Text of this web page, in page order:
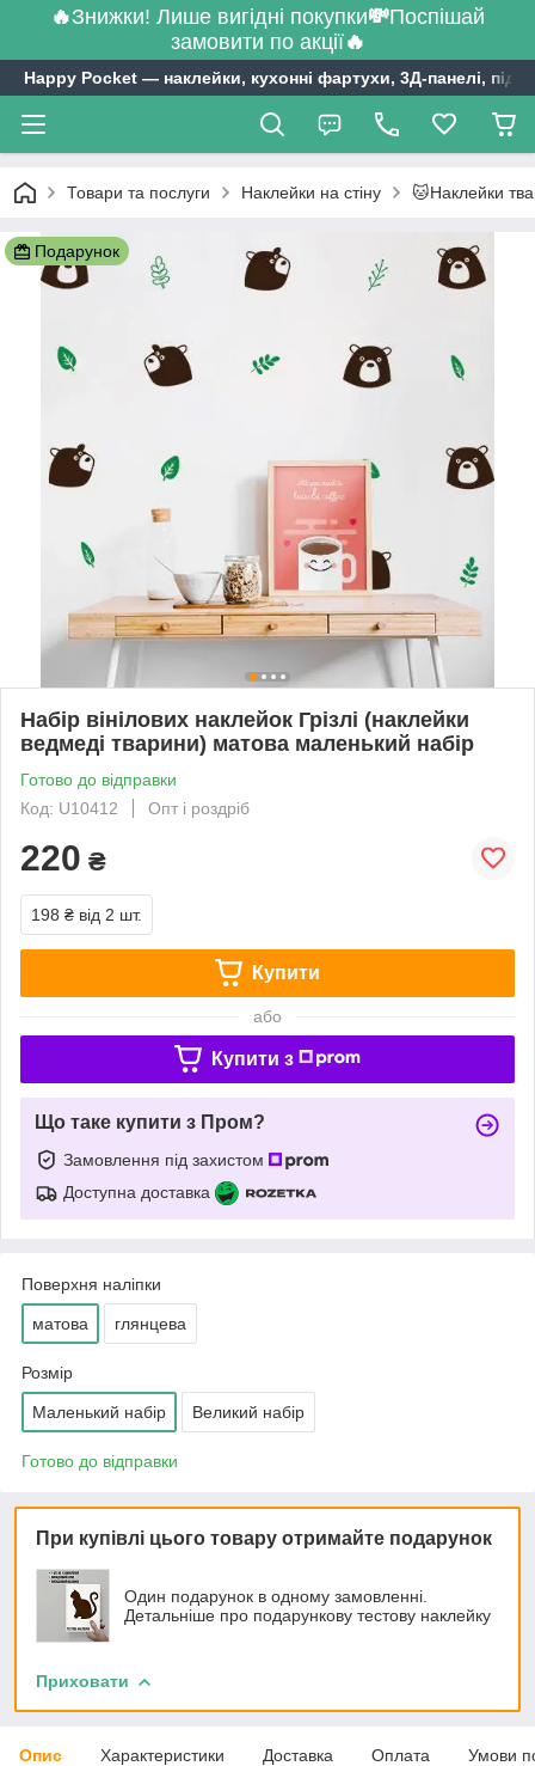
🔥Знижки! Лише вигідні покупки💸Поспішай
замовити по акції🔥
Happy Pocket ― наклейки, кухонні фартухи, 3Д-панелі,
Товари та послуги Наклейки на стіну 🐱Наклейки
Подарунок
Набір вінілових наклейок Грізлі (наклейки
ведмеді тварини) матова маленький набір
Готово до відправки
Код: U10412
Опт і роздріб
220 ₴
198 ₴ від 2 шт.
Купити
або
Купити з
Що таке купити з Пром?
Замовлення під захистом
Доступна доставка
Поверхня наліпки
матова глянцева
Розмір
Маленький набір Великий набір
Готово до відправки
При купівлі цього товару отримайте подарунок
Один подарунок в одному замовленні.
Детальніше про подарункову тестову наклейку
Приховати
Опис Характеристики Доставка Оплата Умови